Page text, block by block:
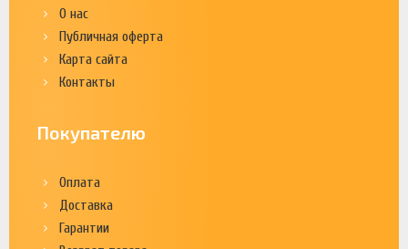
О нас
Публичная оферта
Карта сайта
Контакты
Покупателю
Оплата
Доставка
Гарантии